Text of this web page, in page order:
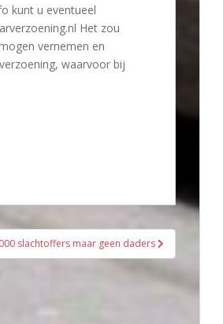
kunt u eventueel
Het zou
vernemen en
waarvoor bij
slachtoffers maar geen daders